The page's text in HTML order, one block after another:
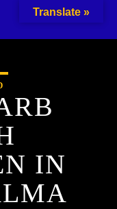
IN
Translate »